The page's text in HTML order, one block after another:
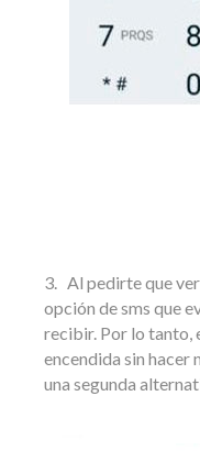
3. Al pedirte que
opción de sms que
recibir. Por lo tanto,
encendida sin hacer
una segunda